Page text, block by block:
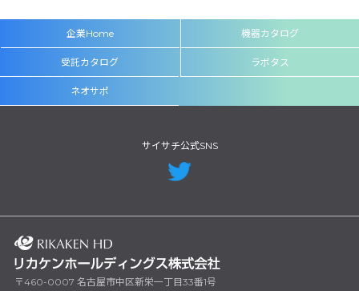
企業Home 機器カタログ
受託カタログ ラボタス
ネオサポ
サイサチ公式SNS
〒460-0007 名古屋市中区新栄一丁目33番1号